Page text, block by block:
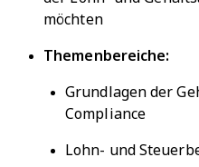
möchten
Themenbereiche:
Grundlagen der
Compliance
Lohn- und